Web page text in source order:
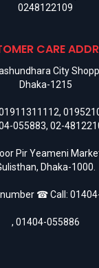
0248122109
CARE
City
Dhaka-1215
,
055883, 02-
Pir Yeameni
Dhaka-1000.
☎ Call:
, 01404-055886